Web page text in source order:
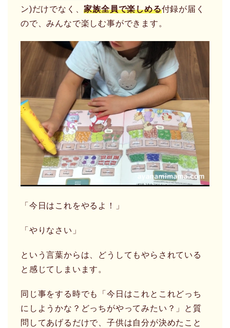
ン)だけでなく、家族全員で楽しめる付録が届く
ので、みんなで楽しむ事ができます。
「今日はこれをやるよ！」
「やりなさい」
という言葉からは、どうしてもやらされている
と感じてしまいます。
同じ事をする時でも「今日はこれとこれどっち
にしようかな？どっちがやってみたい？」と質
問してあげるだけで、子供は自分が決めたこと